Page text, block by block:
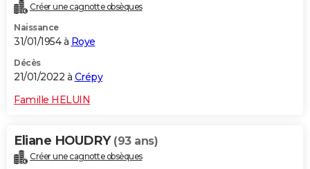
Créer une cagnotte obsèques
Naissance
31/01/1954 à Roye
Décès
21/01/2022 à Crépy
Famille HELUIN
Eliane HOUDRY (93 ans)
Créer une cagnotte obsèques